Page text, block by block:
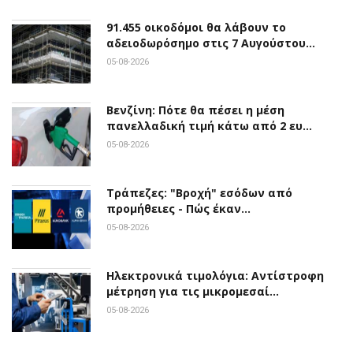
91.455 οικοδόμοι θα λάβουν το
αδειοδωρόσημο στις 7 Αυγούστου…
05-08-2026
Βενζίνη: Πότε θα πέσει η μέση
πανελλαδική τιμή κάτω από 2 ευ…
05-08-2026
Τράπεζες: "Βροχή" εσόδων από
προμήθειες - Πώς έκαν…
05-08-2026
Ηλεκτρονικά τιμολόγια: Αντίστροφη
μέτρηση για τις μικρομεσαί…
05-08-2026